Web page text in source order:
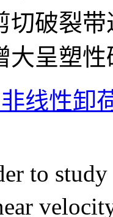
围压和
响愈显
摩擦角
度主要
端部产